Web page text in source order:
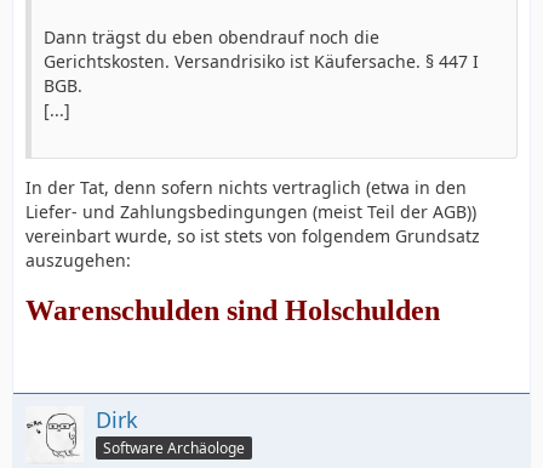
Dann trägst du eben obendrauf noch die
Gerichtskosten. Versandrisiko ist Käufersache. § 447 I
BGB.
[...]
In der Tat, denn sofern nichts vertraglich (etwa in den
Liefer- und Zahlungsbedingungen (meist Teil der AGB))
vereinbart wurde, so ist stets von folgendem Grundsatz
auszugehen:
Warenschulden sind Holschulden
Dirk
Software Archäologe